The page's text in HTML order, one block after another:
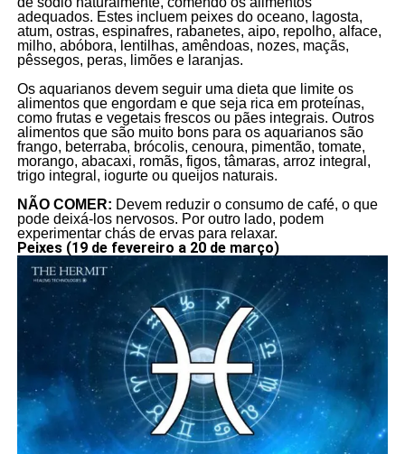
adequados. Estes incluem peixes do oceano, lagosta,
atum, ostras, espinafres, rabanetes, aipo, repolho, alface,
milho, abóbora, lentilhas, amêndoas, nozes, maçãs,
pêssegos, peras, limões e laranjas.
Os aquarianos devem seguir uma dieta que limite os
alimentos que engordam e que seja rica em proteínas,
como frutas e vegetais frescos ou pães integrais. Outros
alimentos que são muito bons para os aquarianos são
frango, beterraba, brócolis, cenoura, pimentão, tomate,
morango, abacaxi, romãs, figos, tâmaras, arroz integral,
trigo integral, iogurte ou queijos naturais.
NÃO COMER: Devem reduzir o consumo de café, o que
pode deixá-los nervosos. Por outro lado, podem
experimentar chás de ervas para relaxar.
Peixes (19 de fevereiro a 20 de março)